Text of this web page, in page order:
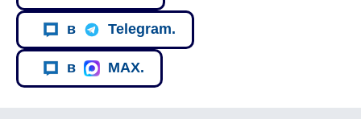
в Telegram.
в MAX.